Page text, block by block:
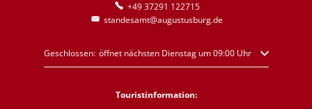
+49 37291 122715
standesamt@augustusburg.de
Klicken, um weitere Öffnungs- oder Schließzeiten auszublenden
Geschlossen: öffnet nächsten Dienstag um 09:00 Uhr
Touristinformation: